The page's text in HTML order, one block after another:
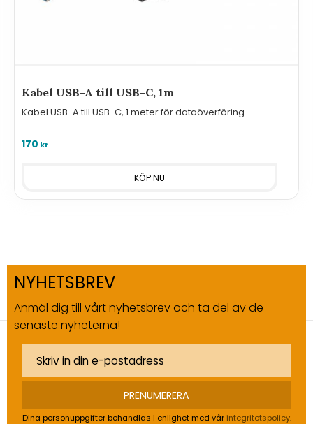
Kabel USB-A till USB-C, 1m
Kabel USB-A till USB-C, 1 meter för dataöverföring
170 kr
NYHETSBREV
Anmäl dig till vårt nyhetsbrev och ta del av de
senaste nyheterna!
PRENUMERERA
Dina personuppgifter behandlas i enlighet med vår integritetspolicy.